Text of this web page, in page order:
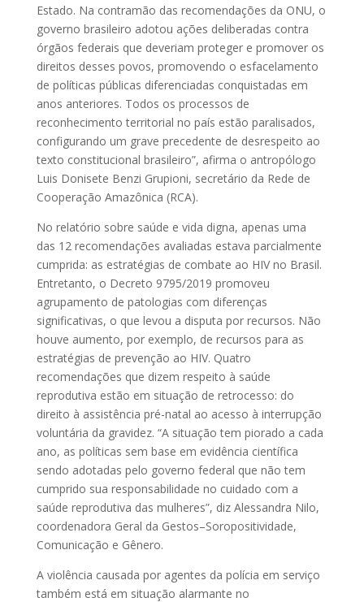
Estado. Na contramão das recomendações da ONU, o
governo brasileiro adotou ações deliberadas contra
órgãos federais que deveriam proteger e promover os
direitos desses povos, promovendo o esfacelamento
de políticas públicas diferenciadas conquistadas em
anos anteriores. Todos os processos de
reconhecimento territorial no país estão paralisados,
configurando um grave precedente de desrespeito ao
texto constitucional brasileiro”, afirma o antropólogo
Luis Donisete Benzi Grupioni, secretário da Rede de
Cooperação Amazônica (RCA).
No relatório sobre saúde e vida digna, apenas uma
das 12 recomendações avaliadas estava parcialmente
cumprida: as estratégias de combate ao HIV no Brasil.
Entretanto, o Decreto 9795/2019 promoveu
agrupamento de patologias com diferenças
significativas, o que levou a disputa por recursos. Não
houve aumento, por exemplo, de recursos para as
estratégias de prevenção ao HIV. Quatro
recomendações que dizem respeito à saúde
reprodutiva estão em situação de retrocesso: do
direito à assistência pré-natal ao acesso à interrupção
voluntária da gravidez. “A situação tem piorado a cada
ano, as políticas sem base em evidência científica
sendo adotadas pelo governo federal que não tem
cumprido sua responsabilidade no cuidado com a
saúde reprodutiva das mulheres”, diz Alessandra Nilo,
coordenadora Geral da Gestos–Soropositividade,
Comunicação e Gênero.
A violência causada por agentes da polícia em serviço
também está em situação alarmante no